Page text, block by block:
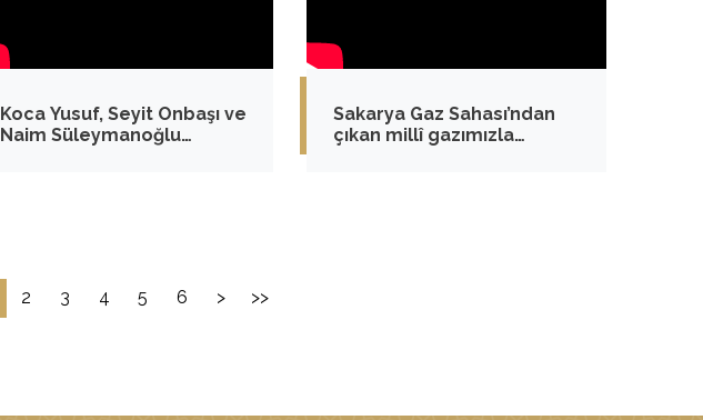
Koca Yusuf, Seyit Onbaşı ve
Naim Süleymanoğlu
Sakarya Gaz Sahası’ndan
çıkan millî gazımızla
2 3 4 5 6 > >>